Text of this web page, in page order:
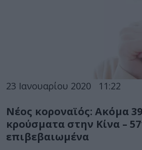
23 Ιανουαρίου 2020 11:22
Νέος κοροναϊός: Ακόμα
κρούσματα στην Κίνα –
επιβεβαιωμένα